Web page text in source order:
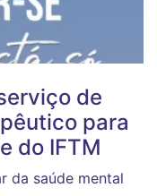
de
para
do IFTM
da saúde mental